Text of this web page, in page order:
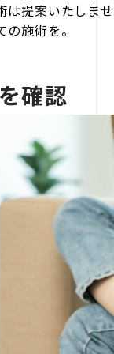
は提案いたしま
施術を。
確認